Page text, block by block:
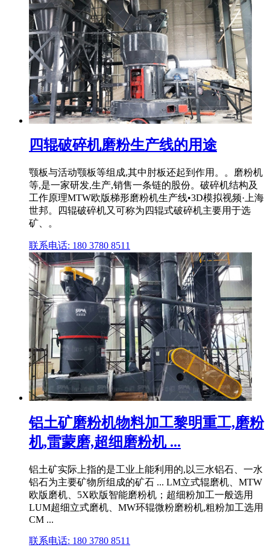
四辊破碎机磨粉生产线的用途
颚板与活动颚板等组成,其中肘板还起到作用。。磨粉机
等,是一家研发,生产,销售一条链的股份。破碎机结构及
工作原理MTW欧版梯形磨粉机生产线•3D模拟视频·上海
世邦。四辊破碎机又可称为四辊式破碎机主要用于选
矿、。
联系电话: 180 3780 8511
铝土矿磨粉机物料加工黎明重工,磨粉
机,雷蒙磨,超细磨粉机 ...
铝土矿实际上指的是工业上能利用的,以三水铝石、一水
铝石为主要矿物所组成的矿石 ... LM立式辊磨机、MTW
欧版磨机、5X欧版智能磨粉机；超细粉加工一般选用
LUM超细立式磨机、MW环辊微粉磨粉机,粗粉加工选用
CM ...
联系电话: 180 3780 8511